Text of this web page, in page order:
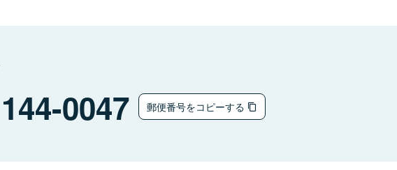
144-0047 郵便番号をコピーする